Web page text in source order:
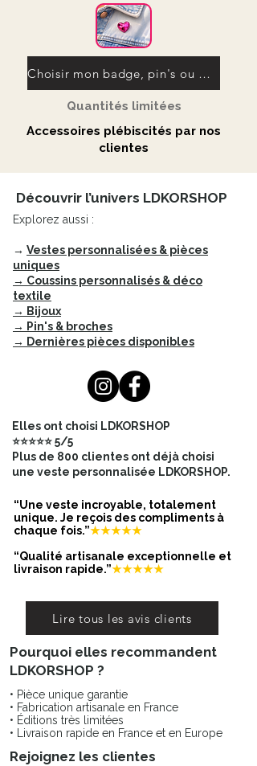
Confectionné en coton léger de
première qualité, il offre confort,
fluidité et une longueur générreuse
qui habille sans alourdir.
Longueur 80 cm
Matière coton
Choisir mon badge, pin's ou ma broche signature
Quantités limitées
Accessoires plébiscités par nos
clientes
Découvrir l’univers LDKORSHOP
Explorez aussi :
→ Vestes personnalisées & pièces
uniques
→ Coussins personnalisés & déco
textile
→ Bijoux
→ Pin's & broches
→ Dernières pièces disponibles
Elles ont choisi LDKORSHOP
⭐⭐⭐⭐⭐ 5/5
Plus de 800 clientes ont déjà choisi
une veste personnalisée LDKORSHOP.
“Une veste incroyable, totalement
unique. Je reçois des compliments à
chaque fois.”★★★★★
“Qualité artisanale exceptionnelle et
livraison rapide.”★★★★★
Lire tous les avis clients
Pourquoi elles recommandent
LDKORSHOP ?
• Pièce unique garantie
• Fabrication artisanale en France
• Éditions très limitées
• Livraison rapide en France et en Europe
Rejoignez les clientes